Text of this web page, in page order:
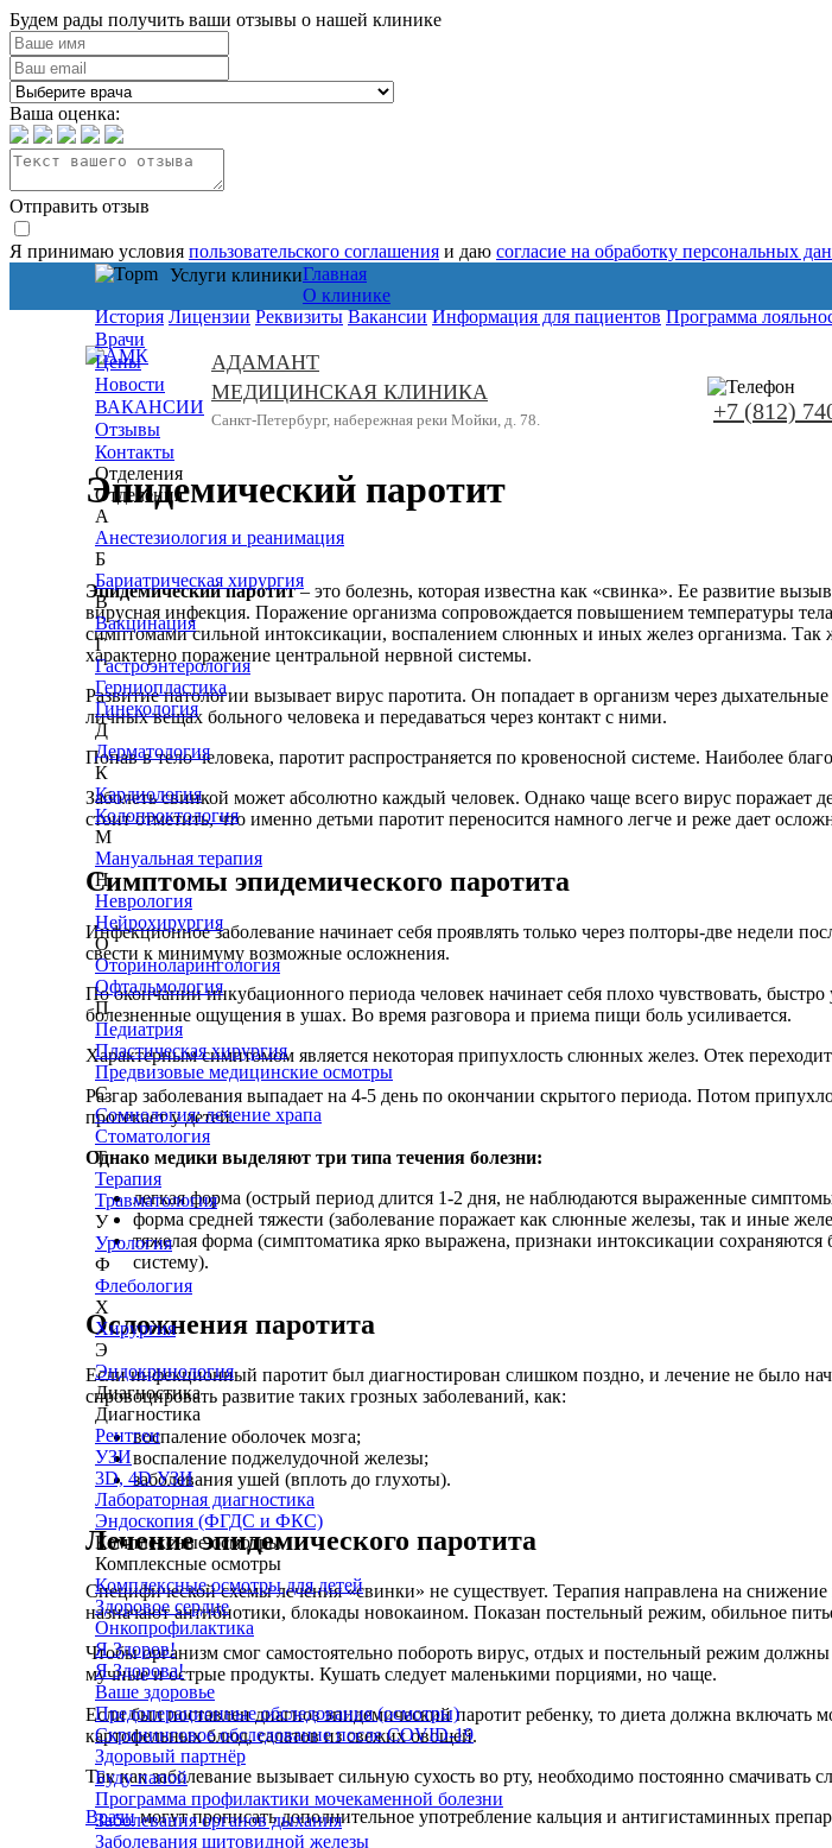
Будем рады получить ваши отзывы о нашей клинике
Ваша оценка:
Отправить отзыв
Я принимаю условия пользовательского соглашения и даю согласие на обработку персональных
Услуги клиникиГлавная
О клинике
История Лицензии Реквизиты Вакансии Информация для пациентов Программа
Врачи
Цены
Новости
ВАКАНСИИ
Отзывы
Контакты
Отделения
Отделения
А
Анестезиология и реанимация
Б
Бариатрическая хирургия
В
Вакцинация
Г
Гастроэнтерология
Герниопластика
Гинекология
Д
Дерматология
К
Кардиология
Колопроктология
М
Мануальная терапия
Н
Неврология
Нейрохирургия
О
Оториноларингология
Офтальмология
П
Педиатрия
Пластическая хирургия
Предвизовые медицинские осмотры
С
Сомнология: лечение храпа
Стоматология
Т
Терапия
Травматология
У
Урология
Ф
Флебология
Х
Хирургия
Э
Эндокринология
Диагностика
Диагностика
Рентген
УЗИ
3D, 4D УЗИ
Лабораторная диагностика
Эндоскопия (ФГДС и ФКС)
Комплексные осмотры
Комплексные осмотры
Комплексные осмотры для детей
Здоровое сердце
Онкопрофилактика
Я Здоров!
Я Здорова!
Ваше здоровье
Предоперационные обследования (осмотры)
Скрининговое обследование после COVID-19
Здоровый партнёр
Буду папой
Программа профилактики мочекаменной болезни
Заболевания органов дыхания
Заболевания щитовидной железы
АДАМАНТ
МЕДИЦИНСКАЯ КЛИНИКА
Санкт-Петербург, набережная реки Мойки, д. 78. +7 (812)
Эпидемический паротит
Эпидемический паротит– это болезнь, которая известна как «свинка». Ее развитие
вирусная инфекция. Поражение организма сопровождается повышением температуры
симптомами сильной интоксикации, воспалением слюнных и иных желез организма. Так
характерно поражение центральной нервной системы.
Развитие патологии вызывает вирус паротита. Он попадает в организм через
личных вещах больного человека и передаваться через контакт с ними.
Попав в тело человека, паротит распространяется по кровеносной системе. Наиболее
Заболеть свинкой может абсолютно каждый человек. Однако чаще всего вирус
стоит отметить, что именно детьми паротит переносится намного легче и реже дает
Симптомы эпидемического паротита
Инфекционное заболевание начинает себя проявлять только через полторы-две недели
свести к минимуму возможные осложнения.
По окончании инкубационного периода человек начинает себя плохо чувствовать, быстро
болезненные ощущения в ушах. Во время разговора и приема пищи боль усиливается.
Характерным симптомом является некоторая припухлость слюнных желез. Отек
Разгар заболевания выпадает на 4-5 день по окончании скрытого периода. Потом
протекает у детей.
Однако медики выделяют три типа течения болезни:
легкая форма (острый период длится 1-2 дня, не наблюдаются выраженные
форма средней тяжести (заболевание поражает как слюнные железы, так и иные
тяжелая форма (симптоматика ярко выражена, признаки интоксикации
систему).
Осложнения паротита
Если инфекционный паротит был диагностирован слишком поздно, и лечение не было
спровоцировать развитие таких грозных заболеваний, как:
воспаление оболочек мозга;
воспаление поджелудочной железы;
заболевания ушей (вплоть до глухоты).
Лечение эпидемического паротита
Специфической схемы лечения «свинки» не существует. Терапия направлена на
назначают антибиотики, блокады новокаином. Показан постельный режим, обильное
Чтобы организм смог самостоятельно побороть вирус, отдых и постельный режим
мучные и острые продукты. Кушать следует маленькими порциями, но чаще.
Если был поставлен диагноз эпидемический паротит ребенку, то диета должна
картофельных блюд, салатов из свежих овощей.
Так как заболевание вызывает сильную сухость во рту, необходимо постоянно смачивать
Врачимогут прописать дополнительное употребление кальция и антигистаминных